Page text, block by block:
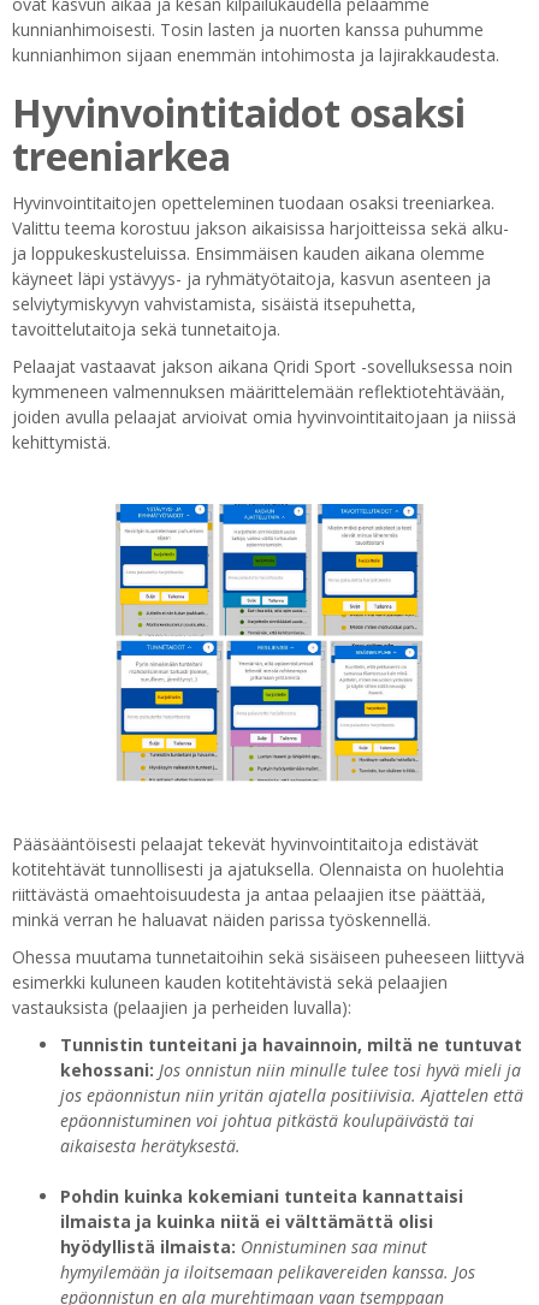
kunnianhimoisesti. Tosin lasten ja nuorten kanssa puhumme
kunnianhimon sijaan enemmän intohimosta ja lajirakkaudesta.
Hyvinvointitaidot osaksi
treeniarkea
Hyvinvointitaitojen opetteleminen tuodaan osaksi treeniarkea.
Valittu teema korostuu jakson aikaisissa harjoitteissa sekä alku-
ja loppukeskusteluissa. Ensimmäisen kauden aikana olemme
käyneet läpi ystävyys- ja ryhmätyötaitoja, kasvun asenteen ja
selviytymiskyvyn vahvistamista, sisäistä itsepuhetta,
tavoittelutaitoja sekä tunnetaitoja.
Pelaajat vastaavat jakson aikana Qridi Sport -sovelluksessa noin
kymmeneen valmennuksen määrittelemään reflektiotehtävään,
joiden avulla pelaajat arvioivat omia hyvinvointitaitojaan ja niissä
kehittymistä.
Pääsääntöisesti pelaajat tekevät hyvinvointitaitoja edistävät
kotitehtävät tunnollisesti ja ajatuksella. Olennaista on huolehtia
riittävästä omaehtoisuudesta ja antaa pelaajien itse päättää,
minkä verran he haluavat näiden parissa työskennellä.
Ohessa muutama tunnetaitoihin sekä sisäiseen puheeseen liittyvä
esimerkki kuluneen kauden kotitehtävistä sekä pelaajien
vastauksista (pelaajien ja perheiden luvalla):
Tunnistin tunteitani ja havainnoin, miltä ne tuntuvat
kehossani: Jos onnistun niin minulle tulee tosi hyvä mieli ja
jos epäonnistun niin yritän ajatella positiivisia. Ajattelen että
epäonnistuminen voi johtua pitkästä koulupäivästä tai
aikaisesta herätyksestä.
Pohdin kuinka kokemiani tunteita kannattaisi
ilmaista ja kuinka niitä ei välttämättä olisi
hyödyllistä ilmaista: Onnistuminen saa minut
hymyilemään ja iloitsemaan pelikavereiden kanssa. Jos
epäonnistun en ala murehtimaan vaan tsemppaan